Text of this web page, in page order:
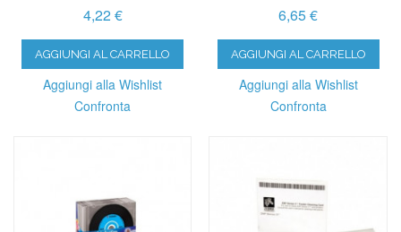
4,22 €
AGGIUNGI AL CARRELLO
Aggiungi alla Wishlist
Confronta
6,65 €
AGGIUNGI AL CARRELLO
Aggiungi alla Wishlist
Confronta